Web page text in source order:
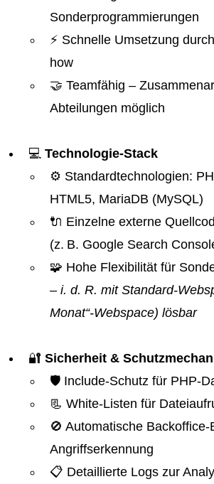
Sonderprogrammierungen
⚡ Schnelle Umsetzung
how
🤝 Teamfähig –
Abteilungen möglich
💻 Technologie-Stack
⚙️ Standardtechnologien:
HTML5, MariaDB (MySQL)
🔌 Einzelne externe
(z. B. Google Search
🧩 Hohe Flexibilität für
– i. d. R. mit Standard-
Monat“-Webspace) lösbar
🔐 Sicherheit &
🛡️ Include-Schutz für PHP-
📃 White-Listen für
🚫 Automatische
Angriffserkennung
📋 Detaillierte Logs zur